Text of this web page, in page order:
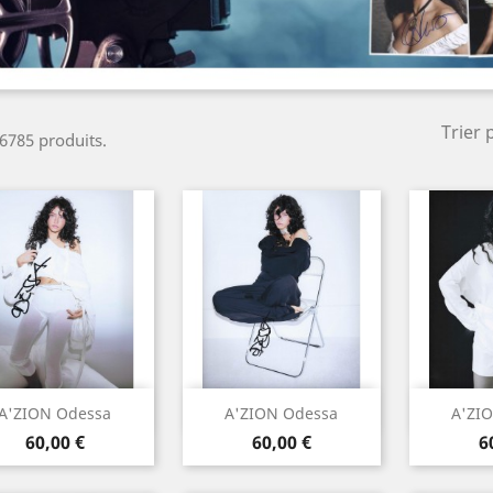
produits.
Trier
Odessa
Prix
60,00 €
Aperçu rapide A'ZION Odessa
Prix
60,00 €
Aperçu rapide 